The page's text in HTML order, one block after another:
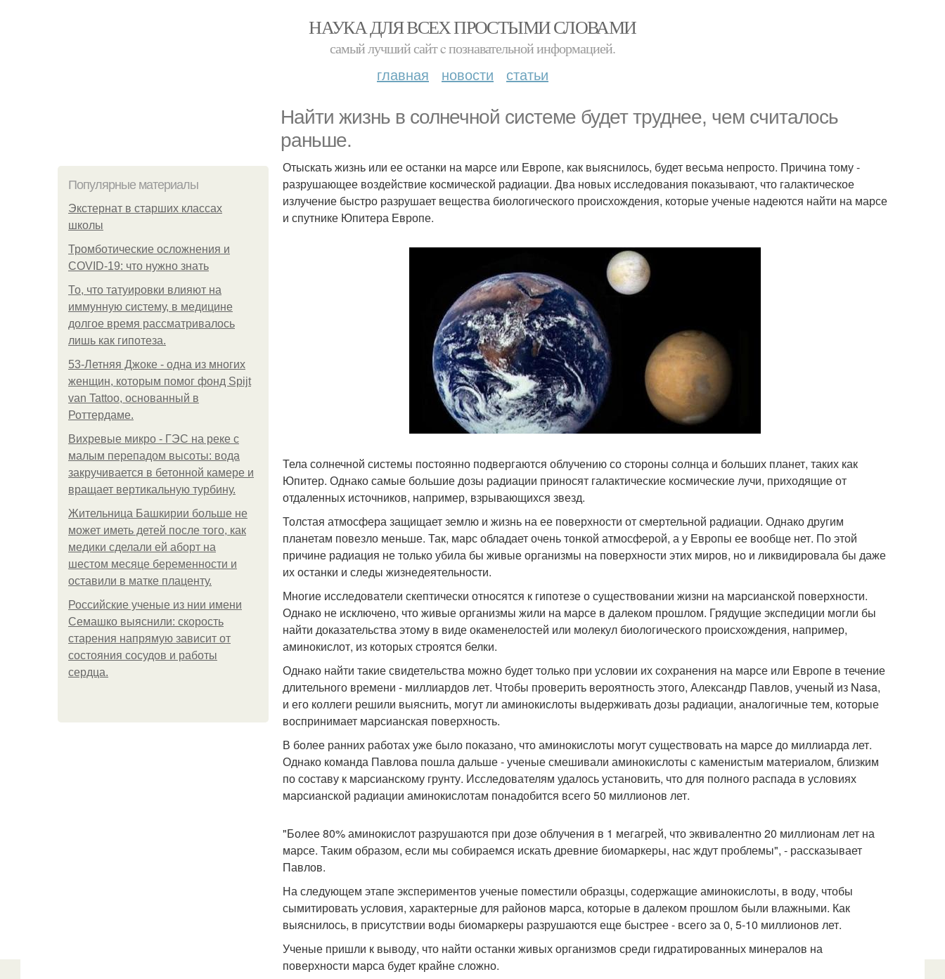
НАУКА ДЛЯ ВСЕХ ПРОСТЫМИ СЛОВАМИ
самый лучший сайт c познавательной информацией.
главная новости статьи
Найти жизнь в солнечной системе будет труднее, чем считалось
раньше.
Популярные материалы
Экстернат в старших классах
школы
Тромботические осложнения и
COVID-19: что нужно знать
То, что татуировки влияют на
иммунную систему, в медицине
долгое время рассматривалось
лишь как гипотеза.
53-Летняя Джоке - одна из многих
женщин, которым помог фонд Spijt
van Tattoo, основанный в
Роттердаме.
Вихревые микро - ГЭС на реке с
малым перепадом высоты: вода
закручивается в бетонной камере и
вращает вертикальную турбину.
Жительница Башкирии больше не
может иметь детей после того, как
медики сделали ей аборт на
шестом месяце беременности и
оставили в матке плаценту.
Российские ученые из нии имени
Семашко выяснили: скорость
старения напрямую зависит от
состояния сосудов и работы
сердца.
Отыскать жизнь или ее останки на марсе или Европе, как выяснилось, будет весьма непросто. Причина тому -
разрушающее воздействие космической радиации. Два новых исследования показывают, что галактическое
излучение быстро разрушает вещества биологического происхождения, которые ученые надеются найти на марсе
и спутнике Юпитера Европе.
Тела солнечной системы постоянно подвергаются облучению со стороны солнца и больших планет, таких как
Юпитер. Однако самые большие дозы радиации приносят галактические космические лучи, приходящие от
отдаленных источников, например, взрывающихся звезд.
Толстая атмосфера защищает землю и жизнь на ее поверхности от смертельной радиации. Однако другим
планетам повезло меньше. Так, марс обладает очень тонкой атмосферой, а у Европы ее вообще нет. По этой
причине радиация не только убила бы живые организмы на поверхности этих миров, но и ликвидировала бы даже
их останки и следы жизнедеятельности.
Многие исследователи скептически относятся к гипотезе о существовании жизни на марсианской поверхности.
Однако не исключено, что живые организмы жили на марсе в далеком прошлом. Грядущие экспедиции могли бы
найти доказательства этому в виде окаменелостей или молекул биологического происхождения, например,
аминокислот, из которых строятся белки.
Однако найти такие свидетельства можно будет только при условии их сохранения на марсе или Европе в течение
длительного времени - миллиардов лет. Чтобы проверить вероятность этого, Александр Павлов, ученый из Nasa,
и его коллеги решили выяснить, могут ли аминокислоты выдерживать дозы радиации, аналогичные тем, которые
воспринимает марсианская поверхность.
В более ранних работах уже было показано, что аминокислоты могут существовать на марсе до миллиарда лет.
Однако команда Павлова пошла дальше - ученые смешивали аминокислоты с каменистым материалом, близким
по составу к марсианскому грунту. Исследователям удалось установить, что для полного распада в условиях
марсианской радиации аминокислотам понадобится всего 50 миллионов лет.
"Более 80% аминокислот разрушаются при дозе облучения в 1 мегагрей, что эквивалентно 20 миллионам лет на
марсе. Таким образом, если мы собираемся искать древние биомаркеры, нас ждут проблемы", - рассказывает
Павлов.
На следующем этапе экспериментов ученые поместили образцы, содержащие аминокислоты, в воду, чтобы
сымитировать условия, характерные для районов марса, которые в далеком прошлом были влажными. Как
выяснилось, в присутствии воды биомаркеры разрушаются еще быстрее - всего за 0, 5-10 миллионов лет.
Ученые пришли к выводу, что найти останки живых организмов среди гидратированных минералов на
поверхности марса будет крайне сложно.